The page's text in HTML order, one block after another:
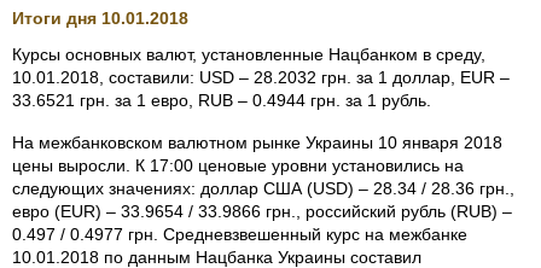
Итоги дня 10.01.2018
Курсы основных валют, установленные Нацбанком в среду,
10.01.2018, составили: USD – 28.2032 грн. за 1 доллар, EUR –
33.6521 грн. за 1 евро, RUB – 0.4944 грн. за 1 рубль.
На межбанковском валютном рынке Украины 10 января 2018
цены выросли. К 17:00 ценовые уровни установились на
следующих значениях: доллар США (USD) – 28.34 / 28.36 грн.,
евро (EUR) – 33.9654 / 33.9866 грн., российский рубль (RUB) –
0.497 / 0.4977 грн. Средневзвешенный курс на межбанке
10.01.2018 по данным Нацбанка Украины составил